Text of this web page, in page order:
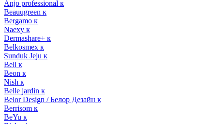
Anjo professional к
Beauugreen к
Bergamo к
Naexy к
Dermashare+ к
Belkosmex к
Sunduk Jeju к
Bell к
Beon к
Nish к
Belle jardin к
Belor Design / Белор Дезайн к
Berrisom к
BeYu к